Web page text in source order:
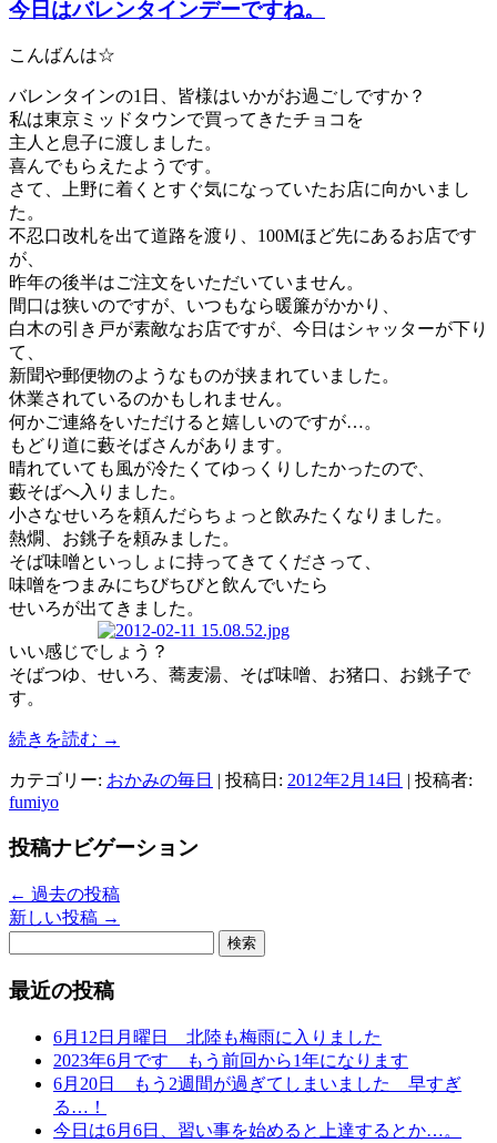
今日はバレンタインデーですね。
こんばんは☆
バレンタインの1日、皆様はいかがお過ごしですか？
私は東京ミッドタウンで買ってきたチョコを
主人と息子に渡しました。
喜んでもらえたようです。
さて、上野に着くとすぐ気になっていたお店に向かいまし
た。
不忍口改札を出て道路を渡り、100Mほど先にあるお店です
が、
昨年の後半はご注文をいただいていません。
間口は狭いのですが、いつもなら暖簾がかかり、
白木の引き戸が素敵なお店ですが、今日はシャッターが下り
て、
新聞や郵便物のようなものが挟まれていました。
休業されているのかもしれません。
何かご連絡をいただけると嬉しいのですが…。
もどり道に藪そばさんがあります。
晴れていても風が冷たくてゆっくりしたかったので、
藪そばへ入りました。
小さなせいろを頼んだらちょっと飲みたくなりました。
熱燗、お銚子を頼みました。
そば味噌といっしょに持ってきてくださって、
味噌をつまみにちびちびと飲んでいたら
せいろが出てきました。
いい感じでしょう？
そばつゆ、せいろ、蕎麦湯、そば味噌、お猪口、お銚子で
す。
続きを読む →
カテゴリー: おかみの毎日 | 投稿日: 2012年2月14日 | 投稿者:
fumiyo
投稿ナビゲーション
← 過去の投稿
新しい投稿 →
最近の投稿
6月12日月曜日 北陸も梅雨に入りました
2023年6月です もう前回から1年になります
6月20日 もう2週間が過ぎてしまいました 早すぎ
る…！
今日は6月6日、習い事を始めると上達するとか…。